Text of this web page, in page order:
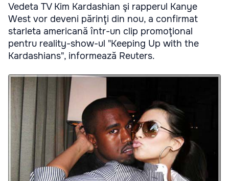
Vedeta TV Kim Kardashian şi rapperul Kanye
West vor deveni părinţi din nou, a confirmat
starleta americană într-un clip promoţional
pentru reality-show-ul "Keeping Up with the
Kardashians", informează Reuters.